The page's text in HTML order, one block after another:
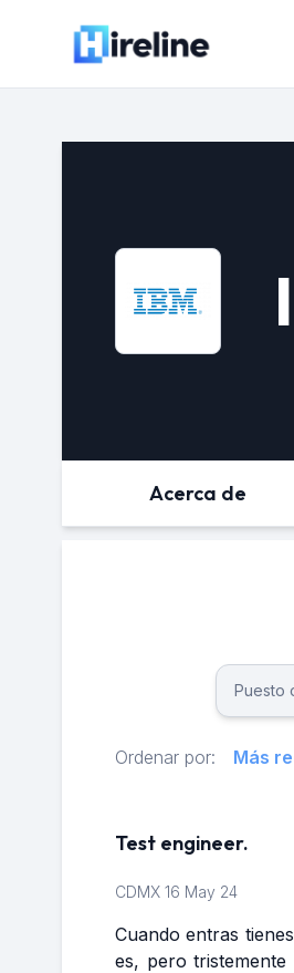
Acerca de
Ordenar por: Más
Test engineer.
CDMX 16 May 24
Cuando entras
es, pero